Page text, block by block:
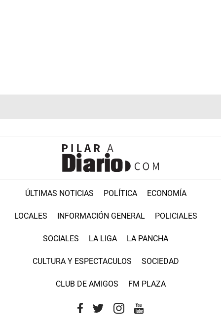
ÚLTIMAS NOTICIAS POLÍTICA ECONOMÍA
LOCALES INFORMACIÓN GENERAL POLICIALES
SOCIALES LA LIGA LA PANCHA
CULTURA Y ESPECTACULOS SOCIEDAD
CLUB DE AMIGOS FM PLAZA